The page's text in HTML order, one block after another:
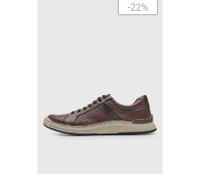
-22%